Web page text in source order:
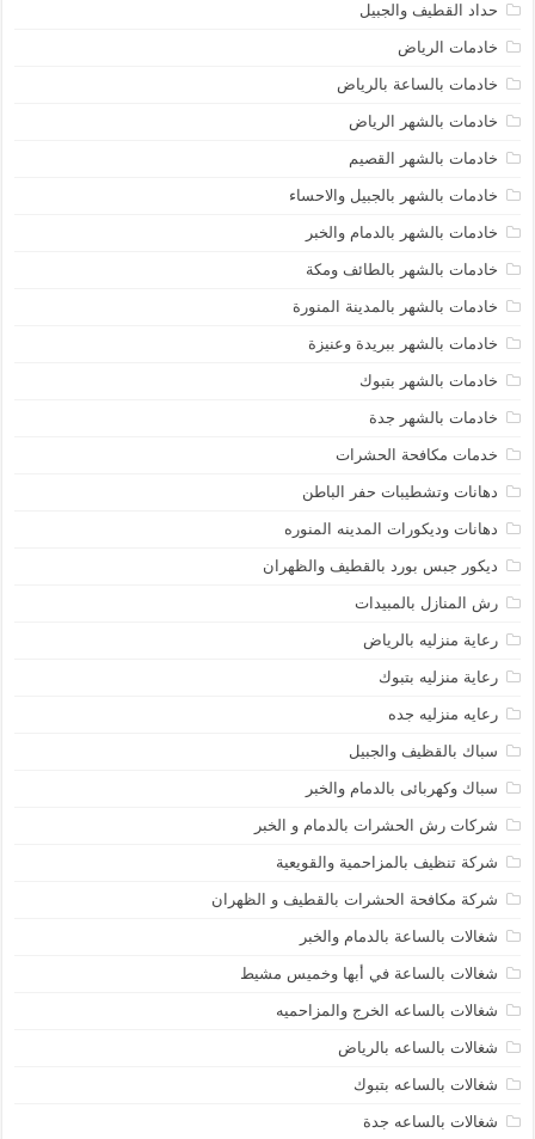
حداد القطيف والجبيل
خادمات الرياض
خادمات بالساعة بالرياض
خادمات بالشهر الرياض
خادمات بالشهر القصيم
خادمات بالشهر بالجبيل والاحساء
خادمات بالشهر بالدمام والخبر
خادمات بالشهر بالطائف ومكة
خادمات بالشهر بالمدينة المنورة
خادمات بالشهر ببريدة وعنيزة
خادمات بالشهر بتبوك
خادمات بالشهر جدة
خدمات مكافحة الحشرات
دهانات وتشطيبات حفر الباطن
دهانات وديكورات المدينه المنوره
ديكور جبس بورد بالقطيف والظهران
رش المنازل بالمبيدات
رعاية منزليه بالرياض
رعاية منزليه بتبوك
رعايه منزليه جده
سباك بالقظيف والجبيل
سباك وكهربائى بالدمام والخبر
شركات رش الحشرات بالدمام و الخبر
شركة تنظيف بالمزاحمية والقويعية
شركة مكافحة الحشرات بالقطيف و الظهران
شغالات بالساعة بالدمام والخبر
شغالات بالساعة في أبها وخميس مشيط
شغالات بالساعه الخرج والمزاحميه
شغالات بالساعه بالرياض
شغالات بالساعه بتبوك
شغالات بالساعه جدة